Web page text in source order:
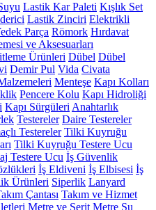
Lastik Kar Paleti Kışlık Set
Lastik Zinciri Elektrikli
Parça Römork Hırdavat
ve Aksesuarları
Ürünleri Dübel Dübel
Demir Pul Vida Civata
Menteşe Kapı Kolları
Pencere Kolu Kapı Hidroliği
Kapı Sürgüleri Anahtarlık
Testereler Daire Testereler
Testereler Tilki Kuyruğu
Tilki Kuyruğu Testere Ucu
Testere Ucu İş Güvenlik
İş Eldiveni İş Elbisesi İş
Ürünleri Siperlik Lanyard
Çantası Takım ve Hizmet
Metre ve Şerit Metre Su